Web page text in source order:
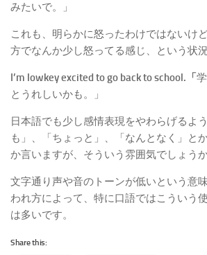
みたいで。」
これも、明らかに怒ったわけではないけ
方でなんか少し怒ってる感じ、という状況
I’m lowkey excited to go back to school.「
とうれしいかも。」
日本語でも少し感情表現をやわらげるよ
も」、「ちょっと」、「なんとなく」と
か言いますが、そういう雰囲気でしょうか
文字通り声や音のトーンが低いという意
われ方によって、特に口語ではこういう
は多いです。
Share this: